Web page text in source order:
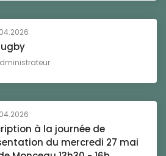
à la journée de
du mercredi 27 mai